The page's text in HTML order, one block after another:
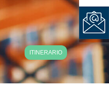
ITINERARIO